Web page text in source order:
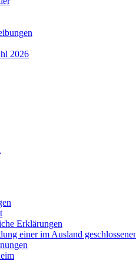
2026
Erklärungen
einer im Ausland